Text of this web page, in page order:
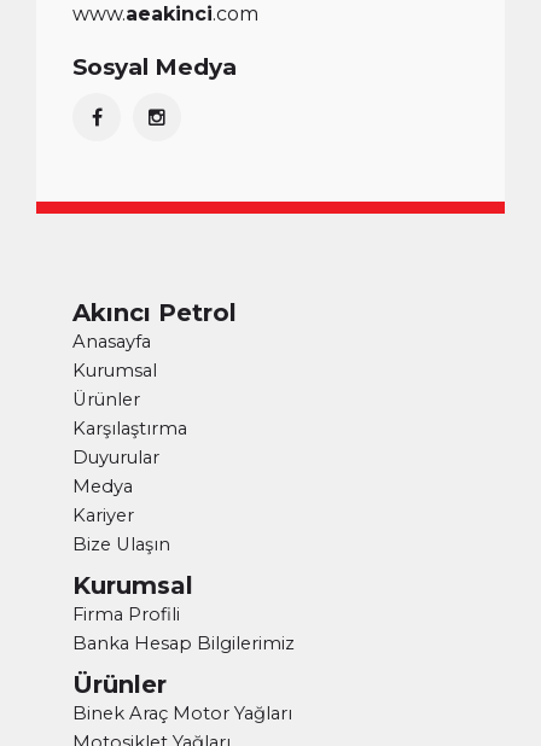
www.aeakinci.com
Sosyal Medya
Akıncı Petrol
Anasayfa
Kurumsal
Ürünler
Karşılaştırma
Duyurular
Medya
Kariyer
Bize Ulaşın
Kurumsal
Firma Profili
Banka Hesap Bilgilerimiz
Ürünler
Binek Araç Motor Yağları